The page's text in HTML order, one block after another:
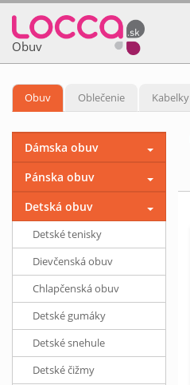
Obuv
Obuv Oblečenie Kabelky
Dámska obuv
Pánska obuv
Detská obuv
Detské tenisky
Dievčenská obuv
Chlapčenská obuv
Detské gumáky
Detské snehule
Detské čižmy